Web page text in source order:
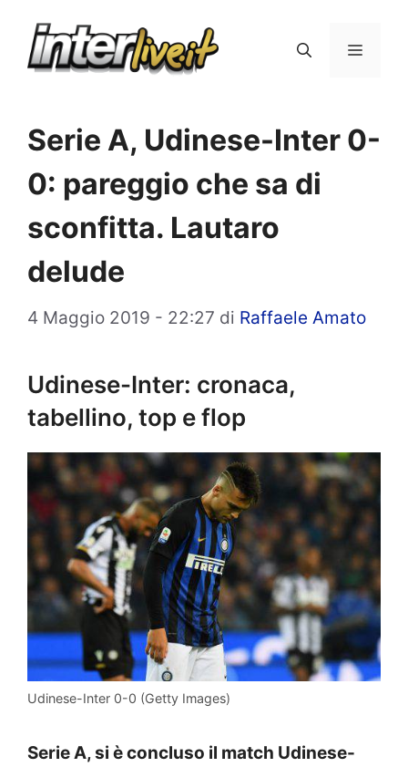
Menu
Serie A, Udinese-Inter 0-
0: pareggio che sa di
sconfitta. Lautaro
delude
4 Maggio 2019 - 22:27 di Raffaele Amato
Udinese-Inter: cronaca,
tabellino, top e flop
Udinese-Inter 0-0 (Getty Images)
Serie A, si è concluso il match Udinese-